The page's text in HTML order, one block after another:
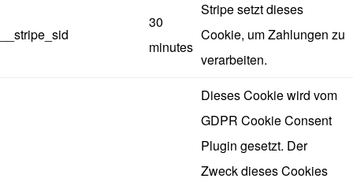
__stripe_sid
30
minutes
Stripe setzt dieses
Cookie, um Zahlungen zu
verarbeiten.
Dieses Cookie wird vom
GDPR Cookie Consent
Plugin gesetzt. Der
Zweck dieses Cookies